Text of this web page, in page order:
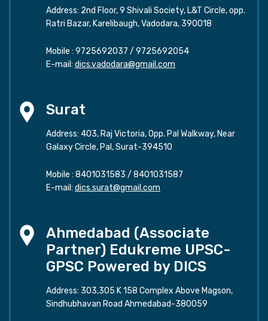
Address: 2nd Floor, 9 Shivali Society, L&T Circle, opp.
Ratri Bazar, Karelibaugh, Vadodara, 390018
Mobile : 9725692037 / 9725692054
E-mail: dics.vadodara@gmail.com
Surat
Address: 403, Raj Victoria, Opp. Pal Walkway, Near
Galaxy Circle, Pal, Surat-394510
Mobile : 8401031583 / 8401031587
E-mail: dics.surat@gmail.com
Ahmedabad (Associate
Partner) Edukreme UPSC-
GPSC Powered by DICS
Address: 303,305 K 158 Complex Above Magson,
Sindhubhavan Road Ahmedabad-380059